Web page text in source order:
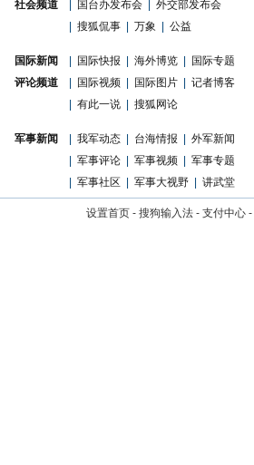
国台办发布会 外交部发布会
社会频道
搜狐侃事 万象 公益
国际新闻 国际快报 海外博览
国际专题
国际视频 国际图片 记者博客
评论频道
有此一说 搜狐网论
军事新闻 我军动态 台海情报
外军新闻
军事评论 军事视频
军事专题
军事社区 军事大视野 讲武堂
设置首页 - 搜狗输入法 - 支付中心 -